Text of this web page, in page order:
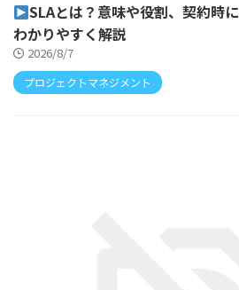
SLAとは？意味や役割、契約時
わかりやすく解説
2026/8/7
プロジェクトマネジメント